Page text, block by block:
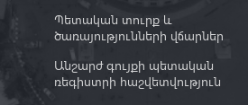
Պետական տուրք և
ծառայությունների վճարներ
Անշարժ գույքի պետական
ռեգիստրի հաշվետվություն